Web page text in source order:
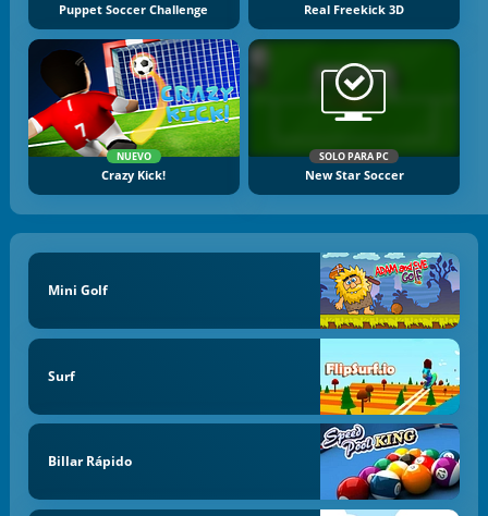
Puppet Soccer Challenge Real Freekick 3D
NUEVO
Crazy Kick!
SOLO PARA PC
New Star Soccer
Mini Golf
Surf
Billar Rápido